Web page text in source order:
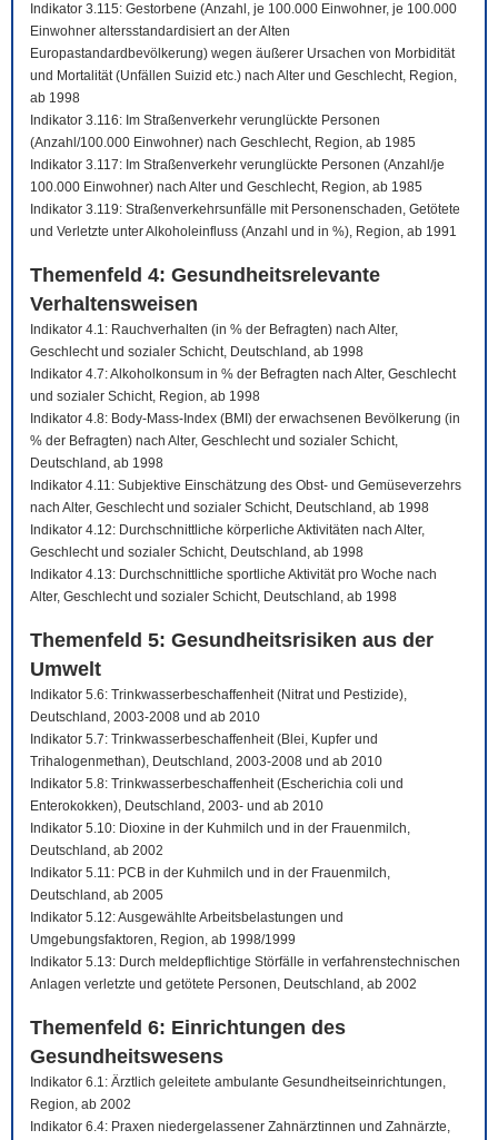
Indikator 3.115: Gestorbene (Anzahl, je 100.000 Einwohner, je 100.000
Einwohner altersstandardisiert an der Alten
Europastandardbevölkerung) wegen äußerer Ursachen von Morbidität
und Mortalität (Unfällen Suizid etc.) nach Alter und Geschlecht, Region,
ab 1998
Indikator 3.116: Im Straßenverkehr verunglückte Personen
(Anzahl/100.000 Einwohner) nach Geschlecht, Region, ab 1985
Indikator 3.117: Im Straßenverkehr verunglückte Personen (Anzahl/je
100.000 Einwohner) nach Alter und Geschlecht, Region, ab 1985
Indikator 3.119: Straßenverkehrsunfälle mit Personenschaden, Getötete
und Verletzte unter Alkoholeinfluss (Anzahl und in %), Region, ab 1991
Themenfeld 4: Gesundheitsrelevante
Verhaltensweisen
Indikator 4.1: Rauchverhalten (in % der Befragten) nach Alter,
Geschlecht und sozialer Schicht, Deutschland, ab 1998
Indikator 4.7: Alkoholkonsum in % der Befragten nach Alter, Geschlecht
und sozialer Schicht, Region, ab 1998
Indikator 4.8: Body-Mass-Index (BMI) der erwachsenen Bevölkerung (in
% der Befragten) nach Alter, Geschlecht und sozialer Schicht,
Deutschland, ab 1998
Indikator 4.11: Subjektive Einschätzung des Obst- und Gemüseverzehrs
nach Alter, Geschlecht und sozialer Schicht, Deutschland, ab 1998
Indikator 4.12: Durchschnittliche körperliche Aktivitäten nach Alter,
Geschlecht und sozialer Schicht, Deutschland, ab 1998
Indikator 4.13: Durchschnittliche sportliche Aktivität pro Woche nach
Alter, Geschlecht und sozialer Schicht, Deutschland, ab 1998
Themenfeld 5: Gesundheitsrisiken aus der
Umwelt
Indikator 5.6: Trinkwasserbeschaffenheit (Nitrat und Pestizide),
Deutschland, 2003-2008 und ab 2010
Indikator 5.7: Trinkwasserbeschaffenheit (Blei, Kupfer und
Trihalogenmethan), Deutschland, 2003-2008 und ab 2010
Indikator 5.8: Trinkwasserbeschaffenheit (Escherichia coli und
Enterokokken), Deutschland, 2003- und ab 2010
Indikator 5.10: Dioxine in der Kuhmilch und in der Frauenmilch,
Deutschland, ab 2002
Indikator 5.11: PCB in der Kuhmilch und in der Frauenmilch,
Deutschland, ab 2005
Indikator 5.12: Ausgewählte Arbeitsbelastungen und
Umgebungsfaktoren, Region, ab 1998/1999
Indikator 5.13: Durch meldepflichtige Störfälle in verfahrenstechnischen
Anlagen verletzte und getötete Personen, Deutschland, ab 2002
Themenfeld 6: Einrichtungen des
Gesundheitswesens
Indikator 6.1: Ärztlich geleitete ambulante Gesundheitseinrichtungen,
Region, ab 2002
Indikator 6.4: Praxen niedergelassener Zahnärztinnen und Zahnärzte,